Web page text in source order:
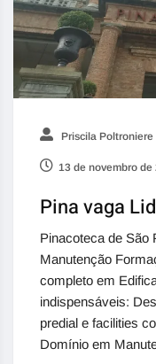
Priscila Poltroniere
13 de novembro de
Pina vaga
Pinacoteca de São
Manutenção
completo em
indispensáveis:
predial e facilities
Domínio em